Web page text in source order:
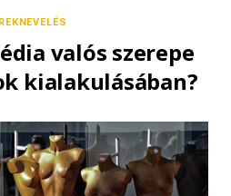
valós szerepe
kialakulásában?